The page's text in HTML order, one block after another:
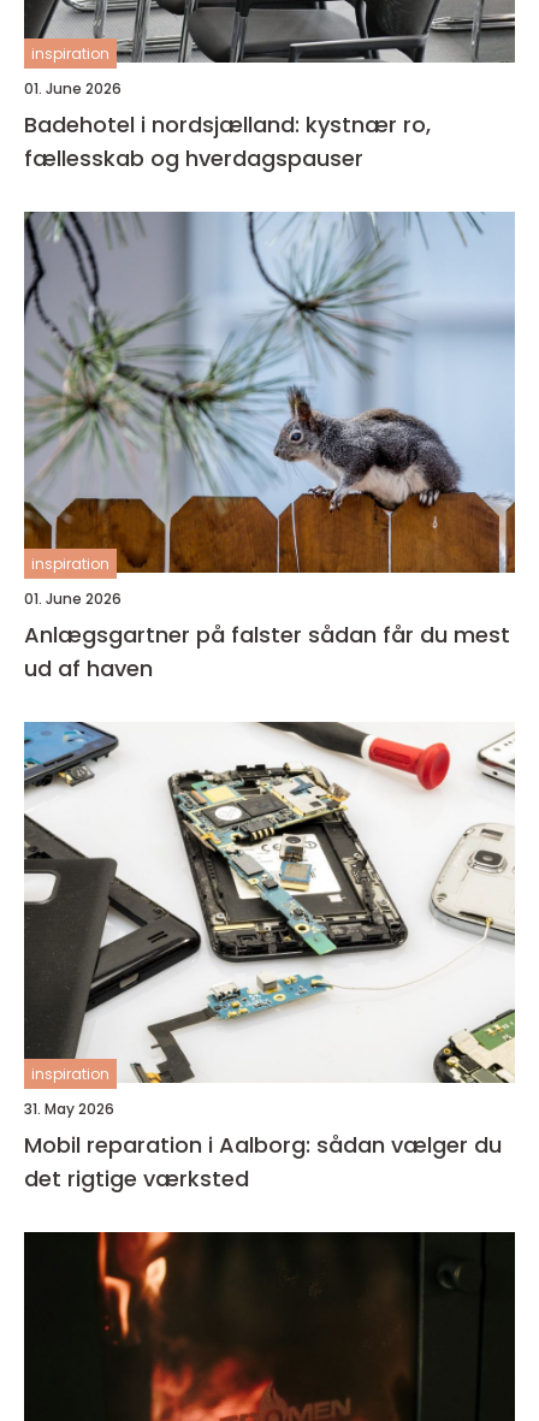
inspiration
01. June 2026
Badehotel i nordsjælland: kystnær ro,
fællesskab og hverdagspauser
inspiration
01. June 2026
Anlægsgartner på falster sådan får du mest
ud af haven
inspiration
31. May 2026
Mobil reparation i Aalborg: sådan vælger du
det rigtige værksted